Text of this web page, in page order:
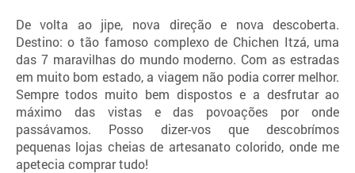
De volta ao jipe, nova direção e nova descoberta.
Destino: o tão famoso complexo de Chichen Itzá, uma
das 7 maravilhas do mundo moderno. Com as estradas
em muito bom estado, a viagem não podia correr melhor.
Sempre todos muito bem dispostos e a desfrutar ao
máximo das vistas e das povoações por onde
passávamos. Posso dizer-vos que descobrímos
pequenas lojas cheias de artesanato colorido, onde me
apetecia comprar tudo!